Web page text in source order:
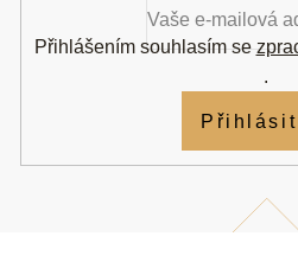
Přihlášením souhlasím se
.
Přihlásit